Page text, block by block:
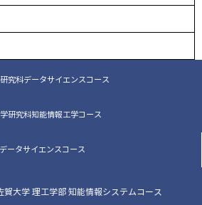
究科データサイエンスコース
研究科知能情報工学コース
データサイエンスコース
大学 理工学部 知能情報システムコース